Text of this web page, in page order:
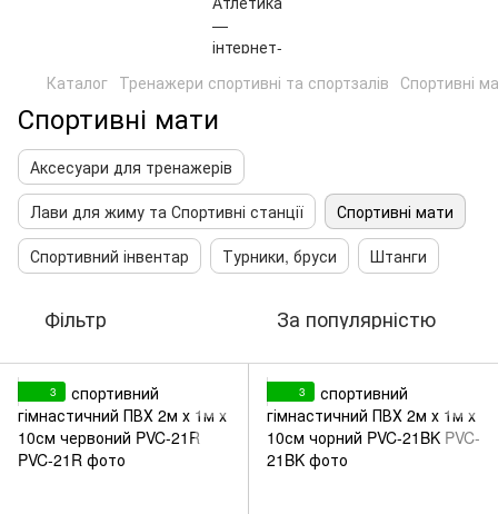
Каталог Тренажери спортивні та спортзалів Спортивні
Спортивні мати
Аксесуари для тренажерів
Лави для жиму та Спортивні станції
Спортивні мати
Спортивний інвентар
Турники, бруси Штанги
Фільтр За популярністю
3 3